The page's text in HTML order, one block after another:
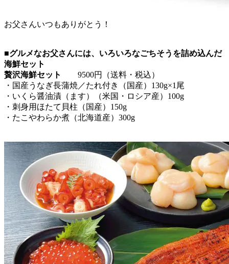
お父さんいつもありがとう！
■グルメなお父さんには、いろいろなごちそうを詰め込んだ
海鮮セット
贅沢海鮮セット
9500円（送料・税込）
・国産うなぎ長蒲焼／たれ付き（国産）130g×1尾
・いくら醤油漬（ます）（米国・ロシア産）100g
・刺身用ほたて貝柱（国産）150g
・たこやわらか煮（北海道産）300g